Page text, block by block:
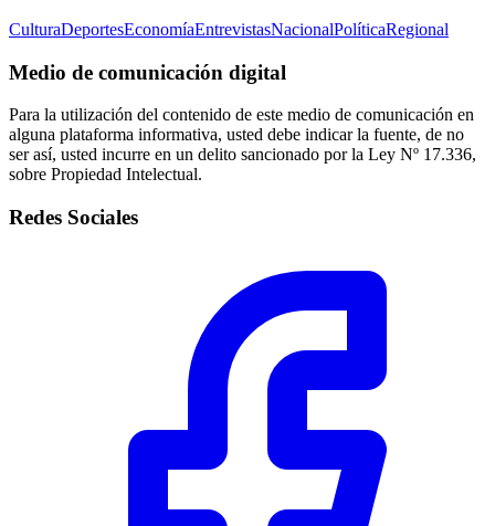
CulturaDeportesEconomíaEntrevistasNacionalPolíticaRegional
Medio de comunicación digital
Para la utilización del contenido de este medio de comunicación en
alguna plataforma informativa, usted debe indicar la fuente, de no
ser así, usted incurre en un delito sancionado por la Ley Nº 17.336,
sobre Propiedad Intelectual.
Redes Sociales